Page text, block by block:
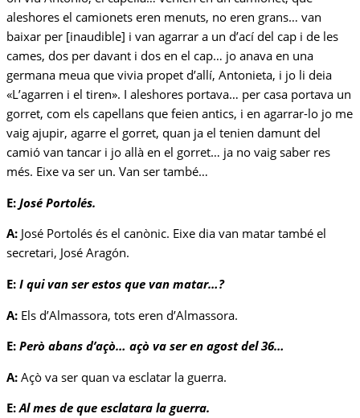
aleshores el camionets eren menuts, no eren grans… van
baixar per [inaudible] i van agarrar a un d’ací del cap i de les
cames, dos per davant i dos en el cap… jo anava en una
germana meua que vivia propet d’allí, Antonieta, i jo li deia
«L’agarren i el tiren». I aleshores portava… per casa portava un
gorret, com els capellans que feien antics, i en agarrar-lo jo me
vaig ajupir, agarre el gorret, quan ja el tenien damunt del
camió van tancar i jo allà en el gorret… ja no vaig saber res
més. Eixe va ser un. Van ser també…
E: José Portolés.
A: José Portolés és el canònic. Eixe dia van matar també el
secretari, José Aragón.
E: I qui van ser estos que van matar…?
A: Els d’Almassora, tots eren d’Almassora.
E: Però abans d’açò… açò va ser en agost del 36…
A: Açò va ser quan va esclatar la guerra.
E: Al mes de que esclatara la guerra.